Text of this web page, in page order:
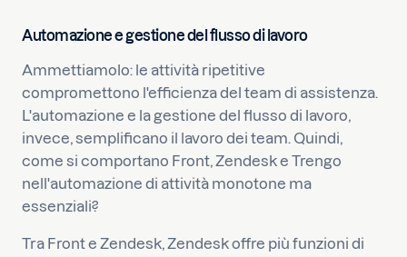
Automazione e gestione del flusso di lavoro
Ammettiamolo: le attività ripetitive
compromettono l'efficienza del team di assistenza.
L'automazione e la gestione del flusso di lavoro,
invece, semplificano il lavoro dei team. Quindi,
come si comportano Front, Zendesk e Trengo
nell'automazione di attività monotone ma
essenziali?
Tra Front e Zendesk, Zendesk offre più funzioni di